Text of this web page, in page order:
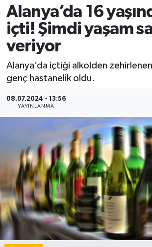
Alanya’da 16
içti! Şimdi yaşam
veriyor
Alanya’da içtiği alkolden zehirlenen
genç hastanelik oldu.
08.07.2024 - 13:56
YAYINLANMA
Spor
Turizm
Ekonomi
Tüm Manşetler
Son Dakika Haberleri
Haber Arşivi